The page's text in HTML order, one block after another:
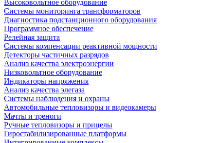
Высоковольтное оборудование
Системы мониторинга трансформаторов
Диагностика подстанционного оборудования
Программное обеспечение
Релейная защита
Системы компенсации реактивной мощности
Детекторы частичных разрядов
Анализ качества электроэнергии
Низковольтное оборудование
Индикаторы напряжения
Анализ качества элегаза
Системы наблюдения и охраны
Автомобильные тепловизоры и видеокамеры
Мачты и треноги
Ручные тепловизоры и прицелы
Гиростабилизированные платформы